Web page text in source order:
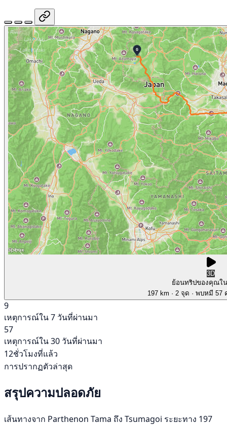
3D
ย้อนทริปของคุณใ
197 km · 2 จุด · พบหมี 57
9
เหตุการณ์ใน 7 วันที่ผ่านมา
57
เหตุการณ์ใน 30 วันที่ผ่านมา
12ชั่วโมงที่แล้ว
การปรากฏตัวล่าสุด
สรุปความปลอดภัย
เส้นทางจาก Parthenon Tama ถึง Tsumagoi ระยะทาง 197